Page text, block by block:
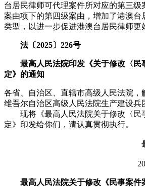
台居民律师可代理案件所对应的第三级
案由项下的第四级案由，增加了港澳台
类型，以进一步促进港澳台居民律师更
法〔2025〕226号
最高人民法院印发《关于修改〈民
定》的通知
各省、自治区、直辖市高级人民法院，
维吾尔自治区高级人民法院生产建设兵
现将《最高人民法院关于修改〈民
定》印发给你们，请认真贯彻执行。
最高人民
2025年12月
最高人民法院关于修改《民事案件